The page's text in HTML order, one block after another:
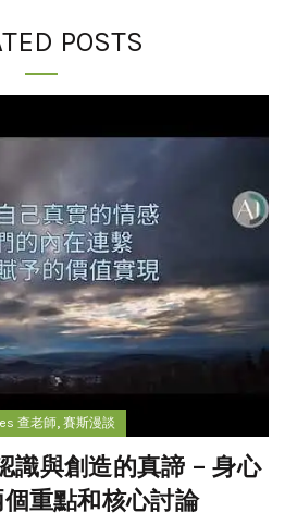
POSTS
查老師, 賽斯漫談
識與創造的真諦 – 身心
重點和核心討論